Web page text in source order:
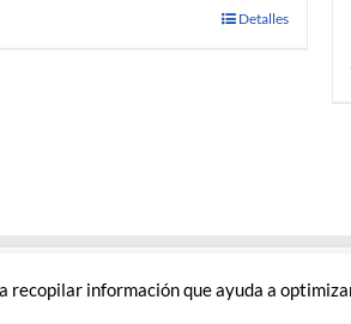
Detalles
información que ayuda a